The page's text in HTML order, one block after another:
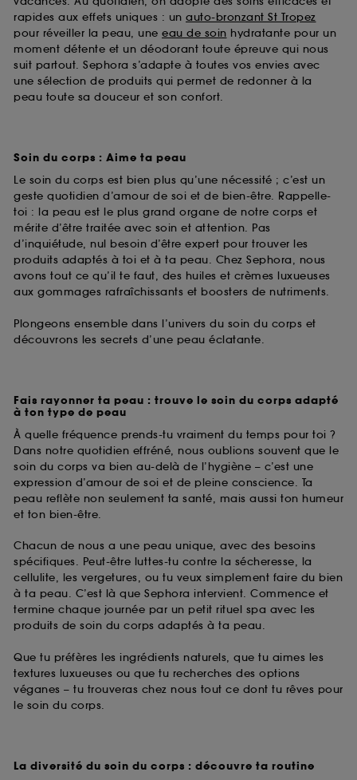
rapides aux effets uniques : un auto-bronzant St Tropez
pour réveiller la peau, une eau de soin hydratante pour un
moment détente et un déodorant toute épreuve qui nous
suit partout. Sephora s’adapte à toutes vos envies avec
une sélection de produits qui permet de redonner à la
peau toute sa douceur et son confort.
Soin du corps : Aime ta peau
Le soin du corps est bien plus qu’une nécessité ; c’est un
geste quotidien d’amour de soi et de bien-être. Rappelle-
toi : la peau est le plus grand organe de notre corps et
mérite d’être traitée avec soin et attention. Pas
d’inquiétude, nul besoin d’être expert pour trouver les
produits adaptés à toi et à ta peau. Chez Sephora, nous
avons tout ce qu’il te faut, des huiles et crèmes luxueuses
aux gommages rafraîchissants et boosters de nutriments.
Plongeons ensemble dans l’univers du soin du corps et
découvrons les secrets d’une peau éclatante.
Fais rayonner ta peau : trouve le soin du corps adapté
à ton type de peau
À quelle fréquence prends-tu vraiment du temps pour toi ?
Dans notre quotidien effréné, nous oublions souvent que le
soin du corps va bien au-delà de l’hygiène – c’est une
expression d’amour de soi et de pleine conscience. Ta
peau reflète non seulement ta santé, mais aussi ton humeur
et ton bien-être.
Chacun de nous a une peau unique, avec des besoins
spécifiques. Peut-être luttes-tu contre la sécheresse, la
cellulite, les vergetures, ou tu veux simplement faire du bien
à ta peau. C’est là que Sephora intervient. Commence et
termine chaque journée par un petit rituel spa avec les
produits de soin du corps adaptés à ta peau.
Que tu préfères les ingrédients naturels, que tu aimes les
textures luxueuses ou que tu recherches des options
véganes – tu trouveras chez nous tout ce dont tu rêves pour
le soin du corps.
La diversité du soin du corps : découvre ta routine